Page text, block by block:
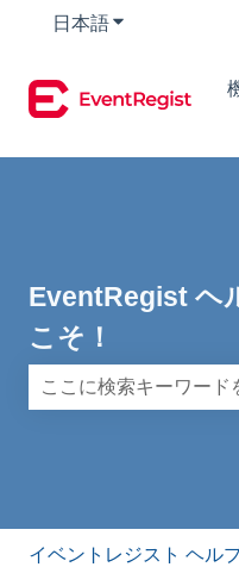
日本語翻訳のサブメ
EventRegist ヘ
こそ！
イベントレジスト ヘル